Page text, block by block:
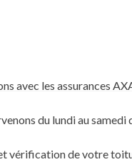
avec les assurances
du lundi au
vérification de votre